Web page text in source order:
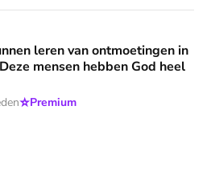
ontmoetingen in de Bijbel:
leren van ontmoetingen in
mensen hebben God heel
⭐Premium